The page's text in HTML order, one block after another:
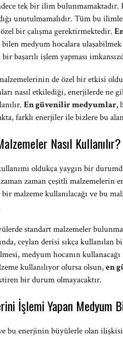
tek bir ilim bulunmamaktadır.
unutulmamalıdır. Tüm bu
bir çalışma gerektirmektedir.
medyum hocalara
başarılı işlem yapması
de özel bir etkisi
nasıl etkilediği, enerjilerde ne
En güvenilir medyumlar,
farklı enerjiler ile bizlere bu
Nasıl Kullanılır?
oldukça yaygın bir
zaman çeşitli malzemelerin
malzeme kullanılacağı ve bu
standart malzemeler
ceylan derisi sıkça
medyum hocanın
kullanılıyor olursa olsun,en
bir durum olmayacaktır.
İşlemi Yapan Medyum
bu enerjinin büyülerle olan ilişkisi